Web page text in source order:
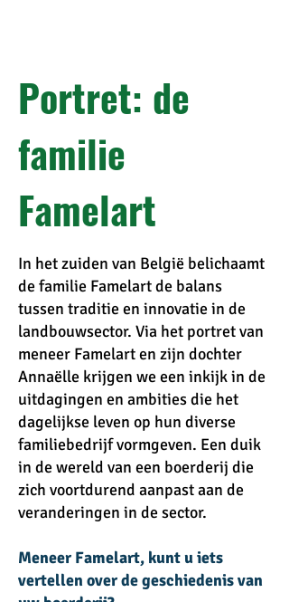
Portret: de
familie
Famelart
In het zuiden van België belichaamt
de familie Famelart de balans
tussen traditie en innovatie in de
landbouwsector. Via het portret van
meneer Famelart en zijn dochter
Annaëlle krijgen we een inkijk in de
uitdagingen en ambities die het
dagelijkse leven op hun diverse
familiebedrijf vormgeven. Een duik
in de wereld van een boerderij die
zich voortdurend aanpast aan de
veranderingen in de sector.
Meneer Famelart, kunt u iets
vertellen over de geschiedenis van